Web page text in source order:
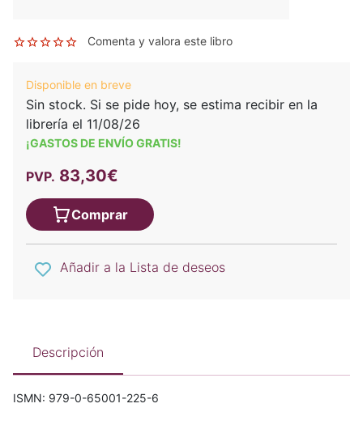
Comenta y valora este libro
Disponible en breve
Sin stock. Si se pide hoy, se estima recibir en la
librería el 11/08/26
¡GASTOS DE ENVÍO GRATIS!
PVP. 83,30€
Comprar
Añadir a la Lista de deseos
Descripción
ISMN: 979-0-65001-225-6